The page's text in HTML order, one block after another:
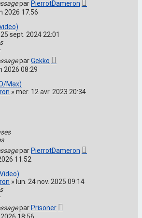
parPierrotDameron
2026 17:56
sept. 2024 22:01
parGekko
2026 08:29
Max)
» mer. 12 avr. 2023 20:34
parPierrotDameron
11:52
» lun. 24 nov. 2025 09:14
parPrisoner
18:56